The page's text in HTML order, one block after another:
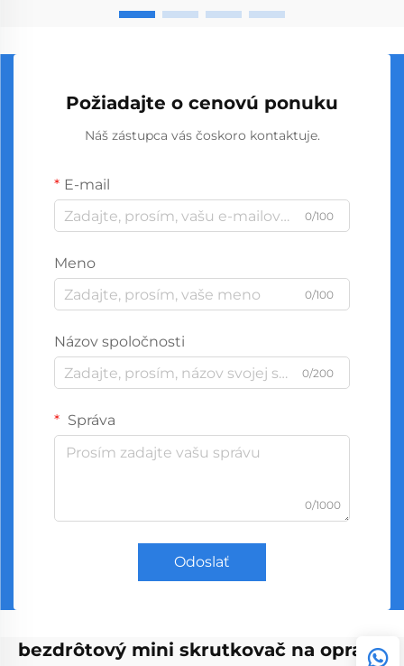
Požiadajte o cenovú ponuku
Náš zástupca vás čoskoro kontaktuje.
E-mail
0/100
Meno
0/100
Názov spoločnosti
0/200
Správa
0/1000
Odoslať
bezdrôtový mini skrutkovač na opravu